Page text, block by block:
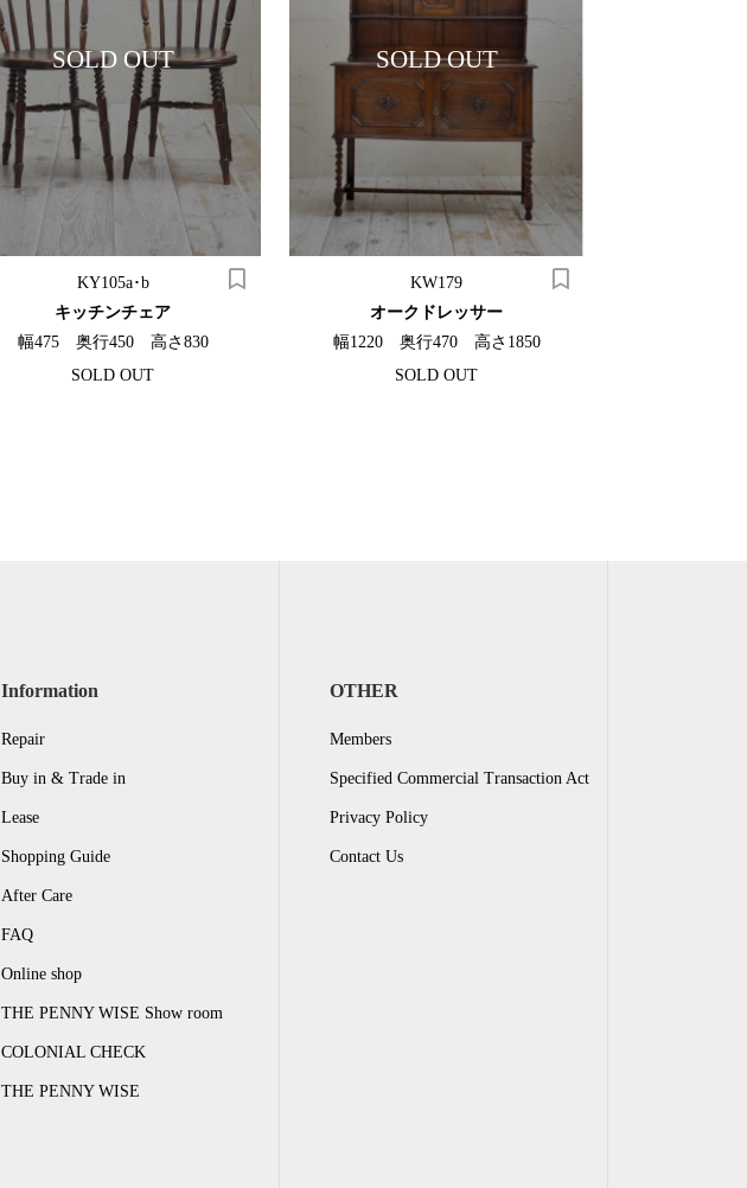
SOLD OUT
KY105a･b
キッチンチェア
幅475 奥行450 高さ830
SOLD OUT
SOLD OUT
KW179
オークドレッサー
幅1220 奥行470 高さ1850
SOLD OUT
Information
Repair
Buy in & Trade in
Lease
Shopping Guide
After Care
FAQ
Online shop
THE PENNY WISE Show room
COLONIAL CHECK
THE PENNY WISE
OTHER
Members
Specified Commercial Transaction Act
Privacy Policy
Contact Us